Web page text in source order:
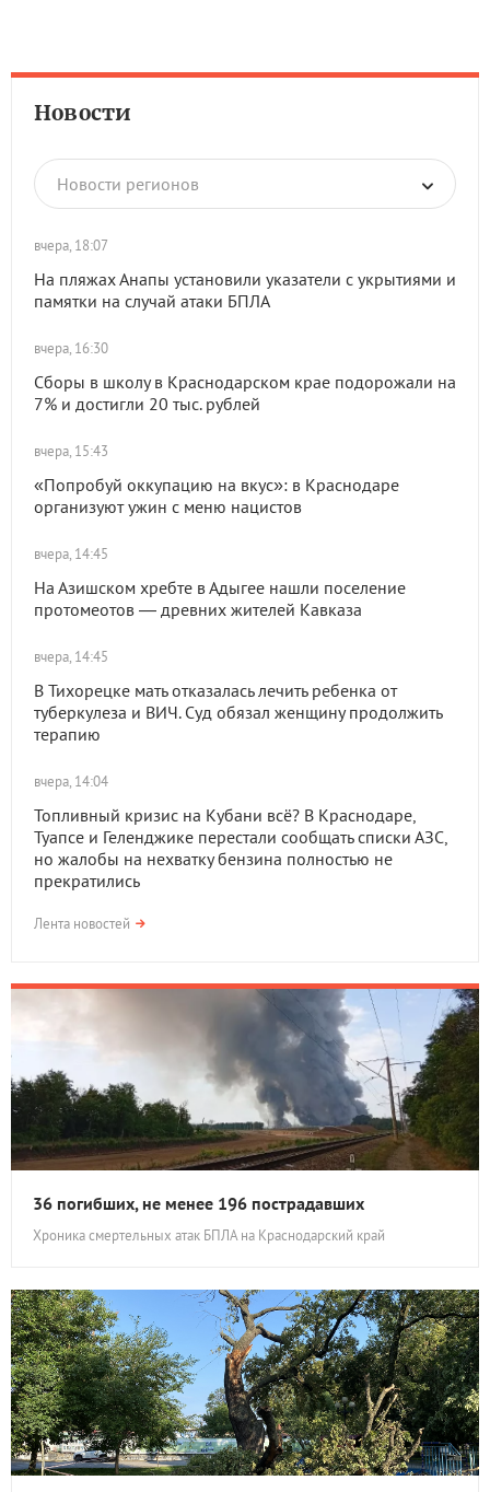
Новости
Новости регионов
вчера, 18:07
На пляжах Анапы установили указатели с укрытиями и
памятки на случай атаки БПЛА
вчера, 16:30
Сборы в школу в Краснодарском крае подорожали на
7% и достигли 20 тыс. рублей
вчера, 15:43
«Попробуй оккупацию на вкус»: в Краснодаре
организуют ужин с меню нацистов
вчера, 14:45
На Азишском хребте в Адыгее нашли поселение
протомеотов — древних жителей Кавказа
вчера, 14:45
В Тихорецке мать отказалась лечить ребенка от
туберкулеза и ВИЧ. Суд обязал женщину продолжить
терапию
вчера, 14:04
Топливный кризис на Кубани всё? В Краснодаре,
Туапсе и Геленджике перестали сообщать списки АЗС,
но жалобы на нехватку бензина полностью не
прекратились
Лента новостей
36 погибших, не менее 196 пострадавших
Хроника смертельных атак БПЛА на Краснодарский край